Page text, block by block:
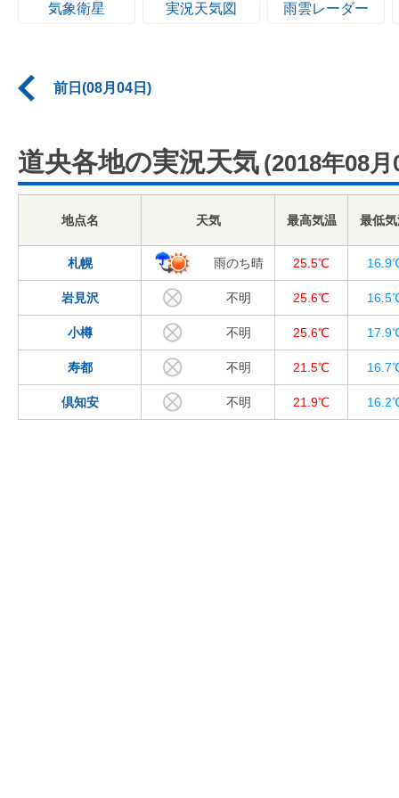
気象衛星 実況天気図 雨雲レーダー
前日(08月04日)
道央各地の実況天気 (2018年08月
地点名 天気 最高気温 最低
札幌 雨のち晴 25.5℃
岩見沢 不明 25.6℃
小樽 不明 25.6℃
寿都 不明 21.5℃
倶知安 不明 21.9℃